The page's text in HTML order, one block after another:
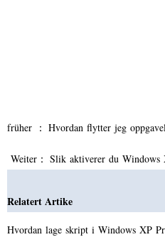
früher ： Hvordan flytter jeg
Weiter： Slik aktiverer du Windows
Relatert Artike
Hvordan lage skript i Windows XP